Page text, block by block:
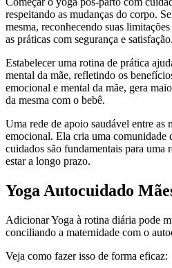
respeitando as mudanças do corpo.
mesma, reconhecendo suas
as práticas com segurança e satisfação.
Estabelecer uma rotina de prática
mental da mãe, refletindo os
emocional e mental da mãe, gera
da mesma com o bebê.
Uma rede de apoio saudável entre as
emocional. Ela cria uma comunidade
cuidados são fundamentais para uma
estar a longo prazo.
Yoga Autocuidado
Adicionar Yoga à rotina diária pode
conciliando a maternidade com o
Veja como fazer isso de forma eficaz: